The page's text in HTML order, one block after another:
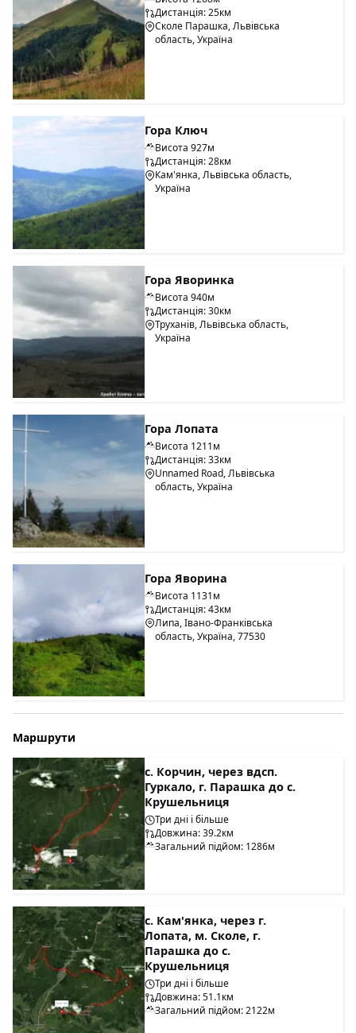
Дистанція: 25км
Сколе Парашка, Львівська
область, Україна
Гора Ключ
Висота 927м
Дистанція: 28км
Кам'янка, Львівська область,
Україна
Гора Яворинка
Висота 940м
Дистанція: 30км
Труханів, Львівська область,
Україна
Гора Лопата
Висота 1211м
Дистанція: 33км
Unnamed Road, Львівська
область, Україна
Гора Яворина
Висота 1131м
Дистанція: 43км
Липа, Івано-Франківська
область, Україна, 77530
Маршрути
с. Корчин, через вдсп.
Гуркало, г. Парашка до с.
Крушельниця
Три дні і більше
Довжина: 39.2км
Загальний підйом: 1286м
с. Кам'янка, через г.
Лопата, м. Сколе, г.
Парашка до с.
Крушельниця
Три дні і більше
Довжина: 51.1км
Загальний підйом: 2122м